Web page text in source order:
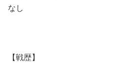
なし
【戦歴】